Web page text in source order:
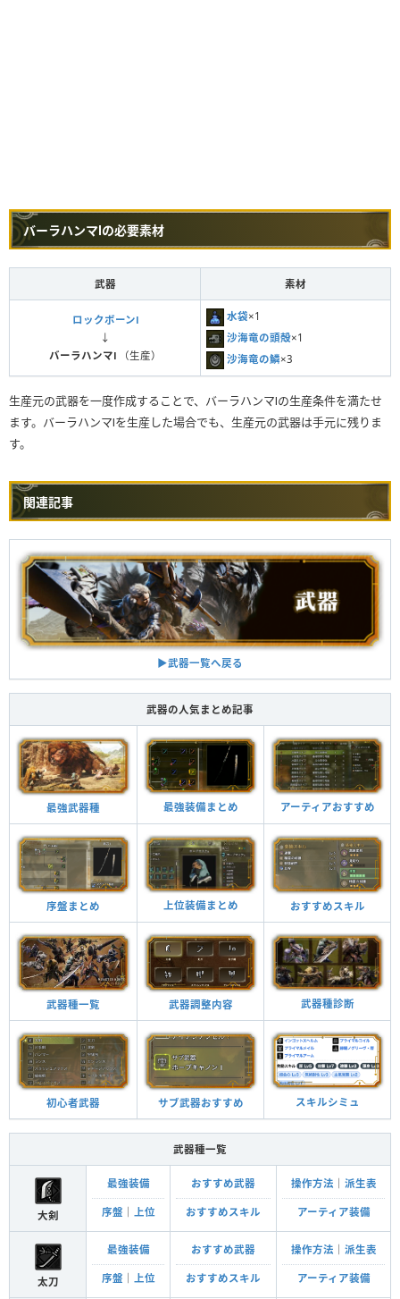
バーラハンマⅠの必要素材
武器 素材
ロックボーンⅠ
↓
バーラハンマⅠ（生産）
水袋×1
沙海竜の頭殻×1
沙海竜の鱗×3
生産元の武器を一度作成することで、バーラハンマⅠの生産条件を満たせ
ます。バーラハンマⅠを生産した場合でも、生産元の武器は手元に残りま
す。
関連記事
▶︎武器一覧へ戻る
武器の人気まとめ記事
最強武器種 最強装備まとめ アーティアおすすめ
序盤まとめ 上位装備まとめ おすすめスキル
武器種一覧 武器調整内容 武器種診断
初心者武器 サブ武器おすすめ スキルシミュ
武器種一覧
大剣
最強装備
序盤 上位
おすすめ武器
おすすめスキル
操作方法 派生表
アーティア装備
太刀
最強装備
序盤 上位
おすすめ武器
おすすめスキル
操作方法 派生表
アーティア装備